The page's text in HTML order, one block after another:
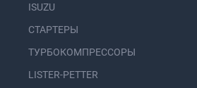
ISUZU
СТАРТЕРЫ
ТУРБОКОМПРЕССОРЫ
LISTER-PETTER